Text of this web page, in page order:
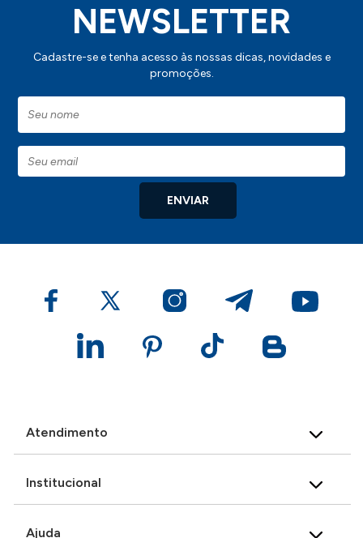
NEWSLETTER
Cadastre-se e tenha acesso às nossas dicas, novidades e
promoções.
ENVIAR
Atendimento
Institucional
Ajuda